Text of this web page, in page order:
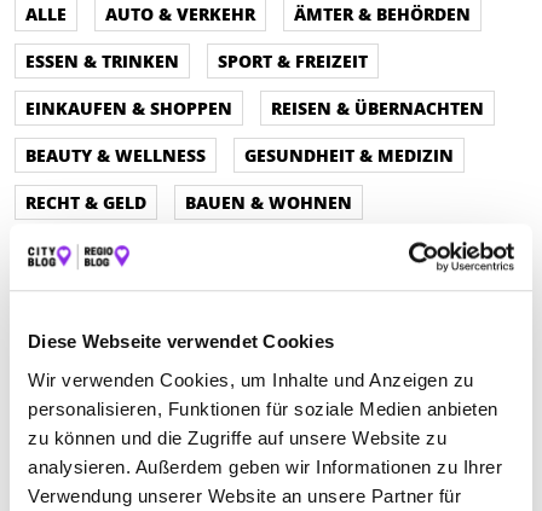
Diese Webseite verwendet Cookies
Wir verwenden Cookies, um Inhalte und Anzeigen zu
personalisieren, Funktionen für soziale Medien anbieten
zu können und die Zugriffe auf unsere Website zu
analysieren. Außerdem geben wir Informationen zu Ihrer
Verwendung unserer Website an unsere Partner für
ALLE AUTO & VERKEHR
ÄMTER & BEHÖRDEN
ESSEN & TRINKEN
SPORT & FREIZEIT
EINKAUFEN & SHOPPEN
REISEN & ÜBERNACHTEN
BEAUTY & WELLNESS
GESUNDHEIT & MEDIZIN
RECHT & GELD
BAUEN & WOHNEN
SERVICE & DIENSTLEISTUNGEN
BILDUNG & MEDIEN